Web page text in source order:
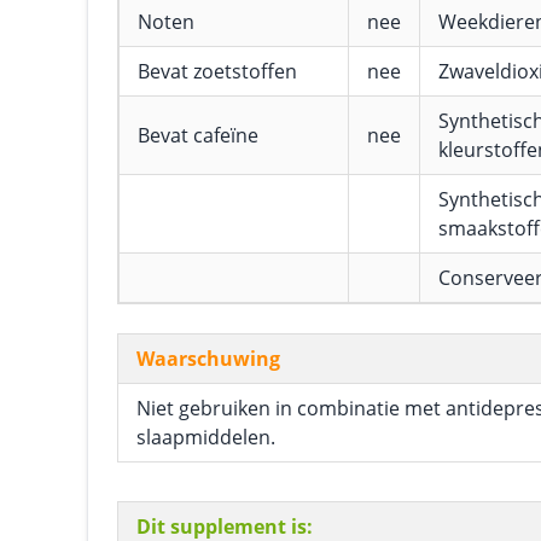
Noten nee
Bevat zoetstoffen
nee
Bevat cafeïne nee
Waarschuwing
Niet gebruiken in combinatie met
slaapmiddelen.
Dit supplement is: